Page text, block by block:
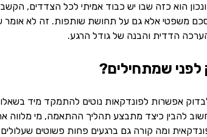
הוא כזה שבו יש כבוד אמיתי לכל הצדדים,
משפטי אלא גם על תחושת שותפות. זה לא אומר
הדדית והבנה של גודל הרגע.
שמתחילים?
אפשרות לפונדקאות נוטים להתמקד מיד
להבין כיצד מתבצע תהליך ההתאמה, מי מלווה
ומה קורה גם ברגעים פחות פשוטים